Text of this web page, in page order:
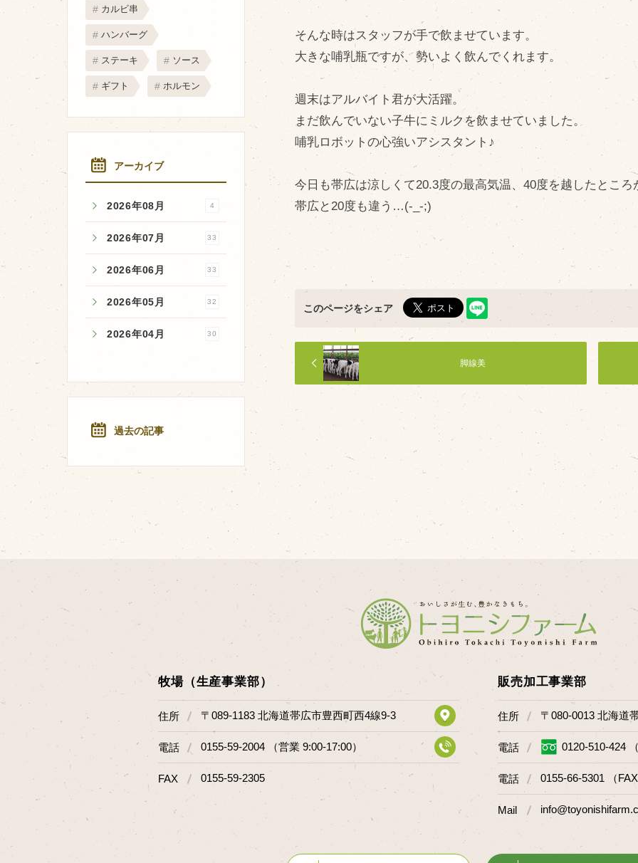
カルビ串
ハンバーグ
ステーキ ソース
ギフト ホルモン
アーカイブ
2026年08月 4
2026年07月 33
2026年06月 33
2026年05月 32
2026年04月 30
過去の記事
そんな時はスタッフが手で飲ませています。
大きな哺乳瓶ですが、勢いよく飲んでくれます。
週末はアルバイト君が大活躍。
まだ飲んでいない子牛にミルクを飲ませていました。
哺乳ロボットの心強いアシスタント♪
今日も帯広は涼しくて20.3度の最高気温、40度を越したとこ
帯広と20度も違う…(-_-;)
このページをシェア
脚線美
牧場（生産事業部）
住所 〒089-1183 北海道帯広市豊西町西4線9-3
電話 0155-59-2004 （営業 9:00-17:00）
FAX 0155-59-2305
販売加工事業部
住所 〒080-0013 北海道
電話 0120-510-424
電話 0155-66-5301 （
Mail
マップから探す